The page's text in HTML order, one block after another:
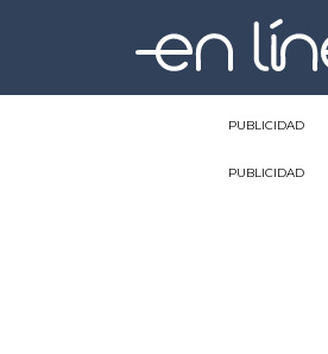
PUBLICIDAD
PUBLICIDAD